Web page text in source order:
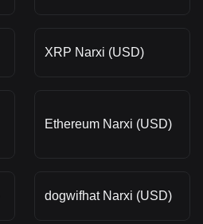
XRP Narxi (USD)
Ethereum Narxi (USD)
dogwifhat Narxi (USD)